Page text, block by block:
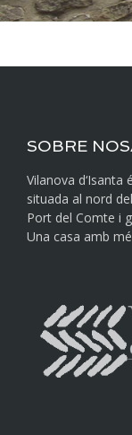
SOBRE
Vilanova
situada al nord
Port del Comte i
Una casa amb